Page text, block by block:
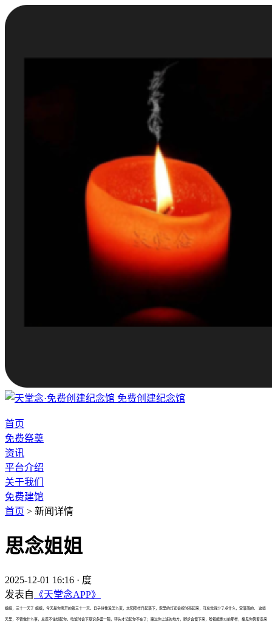
免费创建纪念馆
首页
免费祭奠
资讯
平台介绍
关于我们
免费建馆
首页 > 新闻详情
思念姐姐
2025-12-01 16:16 · 度
发表自 《天堂念APP》
姐姐，三十一天了 姐姐，今天是你离开的第三十一天。日子好像没怎么变，太阳照样升起落下，家里的灯还会按时亮起来，可总觉得少了点什么，空落落的。 这些
天里，不管做什么事，总忍不住想起你。吃饭时会下意识多盛一碗，转头才记起你不在了；路过你上班的地方，脚步会慢下来，盼着能像以前那样，撞见你笑着走来